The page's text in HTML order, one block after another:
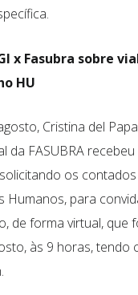
x Fasubra sobre
HU
Cristina del
da FASUBRA
os
Humanos, para
de forma virtual, que
às 9 horas, tendo